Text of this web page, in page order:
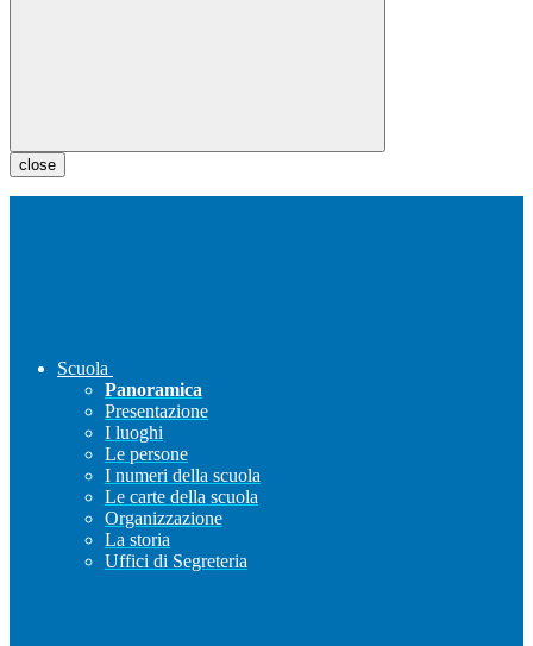
close
Scuola
Panoramica
Presentazione
I luoghi
Le persone
I numeri della scuola
Le carte della scuola
Organizzazione
La storia
Uffici di Segreteria